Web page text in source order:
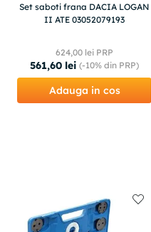
Set saboti frana DACIA LOGAN
II ATE 03052079193
624,00 lei PRP
561,60 lei (-10% din PRP)
Adauga in cos